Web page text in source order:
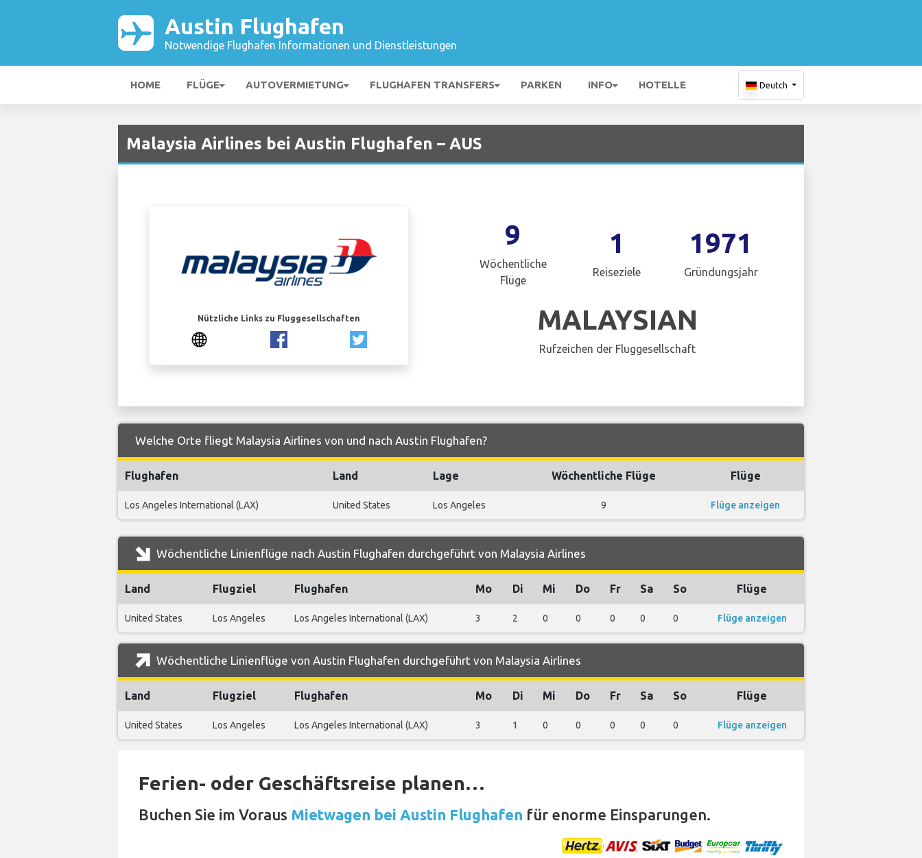
Austin Flughafen
Notwendige Flughafen Informationen und Dienstleistungen
HOME FLÜGE AUTOVERMIETUNG FLUGHAFEN TRANSFERS PARKEN INFO HOTELLE Deutch
Malaysia Airlines bei Austin Flughafen – AUS
Nützliche Links zu Fluggesellschaften
9
Wöchentliche
Flüge
1
Reiseziele
1971
Gründungsjahr
MALAYSIAN
Rufzeichen der Fluggesellschaft
Welche Orte fliegt Malaysia Airlines von und nach Austin Flughafen?
Flughafen Land Lage Wöchentliche Flüge Flüge
Los Angeles International (LAX) United States Los Angeles 9 Flüge anzeigen
Wöchentliche Linienflüge nach Austin Flughafen durchgeführt von Malaysia Airlines
Land Flugziel Flughafen Mo Di Mi Do Fr Sa So Flüge
United States Los Angeles Los Angeles International (LAX) 3 2 0 0 0 0 0 Flüge anzeigen
Wöchentliche Linienflüge von Austin Flughafen durchgeführt von Malaysia Airlines
Land Flugziel Flughafen Mo Di Mi Do Fr Sa So Flüge
United States Los Angeles Los Angeles International (LAX) 3 1 0 0 0 0 0 Flüge anzeigen
Ferien- oder Geschäftsreise planen…
Buchen Sie im Voraus Mietwagen bei Austin Flughafen für enorme Einsparungen.